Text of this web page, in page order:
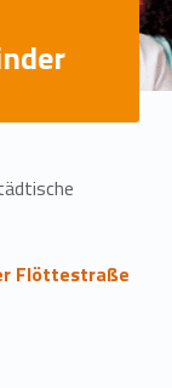
Flöttestraße